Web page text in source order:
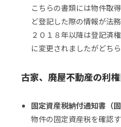
こちらの書類には物件取
ど登記した際の情報が法
２０１８年以降は登記済
に変更されましたがどち
古家、廃屋不動産の利
固定資産税納付通知書（
物件の固定資産税を確認